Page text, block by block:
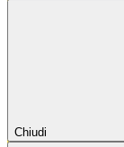
Chiudi